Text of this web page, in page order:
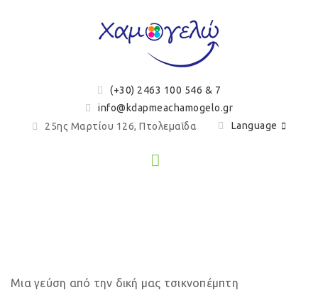
(+30) 2463 100 546 & 7
info@kdapmeachamogelo.gr
25ης Μαρτίου 126, Πτολεμαΐδα
Language
Μια γεύση από την δική μας τσικνοπέμπτη